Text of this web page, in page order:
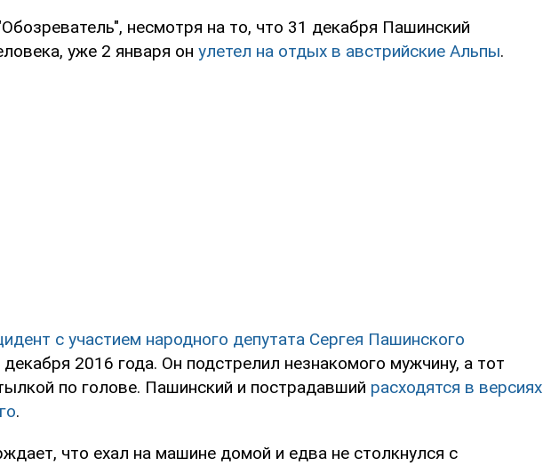
несмотря на то, что 31 декабря Пашинский
уже 2 января он улетел на отдых в австрийские Альпы.
с участием народного депутата Сергея Пашинского
2016 года. Он подстрелил незнакомого мужчину, а тот
по голове. Пашинский и пострадавший расходятся в версиях
.
что ехал на машине домой и едва не столкнулся с